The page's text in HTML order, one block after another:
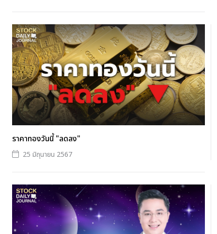
ราคาทองวันนี้ "ลดลง"
25 มิถุนายน 2567